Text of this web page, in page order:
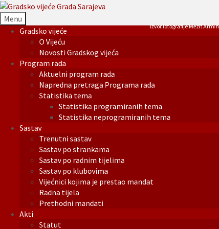
Menu
Gradsko vijeće
O Vijeću
Novosti Gradskog vijeća
Program rada
Aktuelni program rada
Napredna pretraga Programa rada
Statistika tema
Statistika programiranih tema
Statistika neprogramiranih tema
Sastav
Trenutni sastav
Sastav po strankama
Sastav po radnim tijelima
Sastav po klubovima
Vijećnici kojima je prestao mandat
Radna tijela
Prethodni mandati
Akti
Statut
Izvor fotografije Mezit Armin